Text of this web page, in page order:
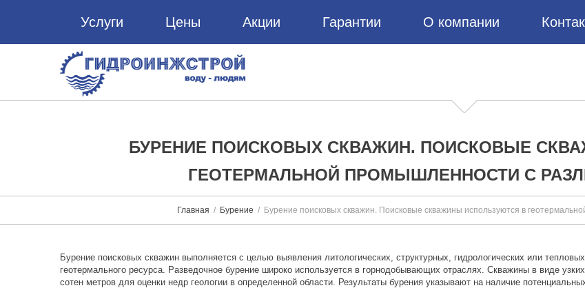
Услуги Цены Акции Гарантии О компании
БУРЕНИЕ ПОИСКОВЫХ СКВАЖИН. ПОИСКОВЫЕ
ГЕОТЕРМАЛЬНОЙ ПРОМЫШЛЕННОСТИ С
Главная Бурение Бурение поисковых скважин. Поисковые скважины используются в
Бурение поисковых скважин выполняется с целью выявления литологических, структурных, гидрологических или
геотермального ресурса. Разведочное бурение широко используется в горнодобывающих отраслях. Скважины в виде
сотен метров для оценки недр геологии в определенной области. Результаты бурения указывают на наличие